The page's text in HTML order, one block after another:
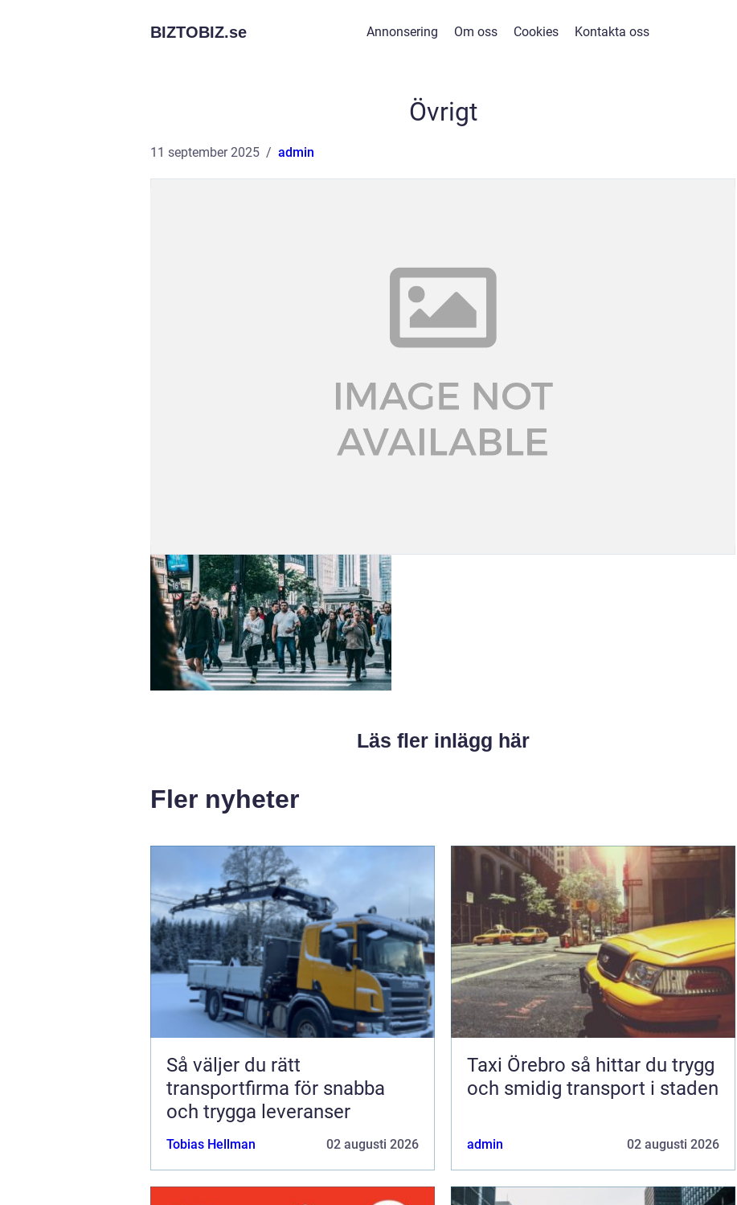
BIZTOBIZ.se Annonsering Om oss Cookies Kontakta oss
Övrigt
11 september 2025 admin
Läs fler inlägg här
Fler nyheter
Så väljer du rätt
transportfirma för snabba
och trygga leveranser
Tobias Hellman 02 augusti 2026
Taxi Örebro så hittar du trygg
och smidig transport i staden
admin 02 augusti 2026